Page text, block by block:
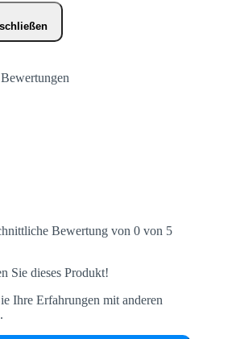
Bewertung von 0 von 5
Sie dieses Produkt!
Ihre Erfahrungen mit anderen